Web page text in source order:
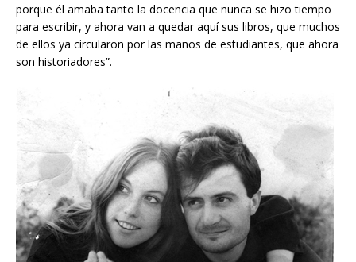
porque él amaba tanto la docencia que nunca se hizo tiempo
para escribir, y ahora van a quedar aquí sus libros, que muchos
de ellos ya circularon por las manos de estudiantes, que ahora
son historiadores”.